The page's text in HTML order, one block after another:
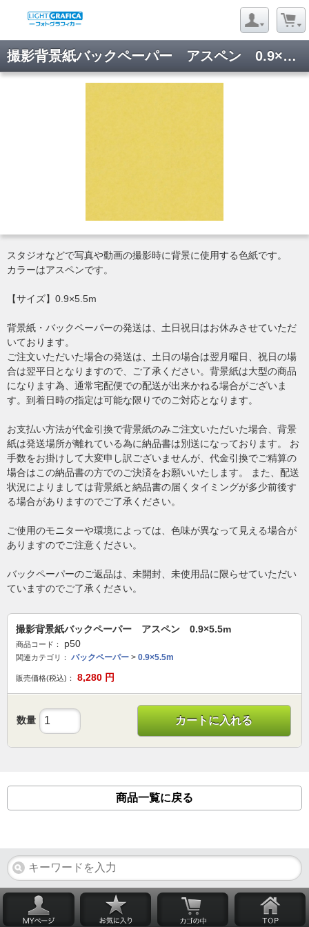
撮影背景紙バックペーパー アスペン 0.9×5.5m
スタジオなどで写真や動画の撮影時に背景に使用する色紙です。
カラーはアスペンです。
【サイズ】0.9×5.5m
背景紙・バックペーパーの発送は、土日祝日はお休みさせていただ
いております。
ご注文いただいた場合の発送は、土日の場合は翌月曜日、祝日の場
合は翌平日となりますので、ご了承ください。背景紙は大型の商品
になります為、通常宅配便での配送が出来かねる場合がございま
す。到着日時の指定は可能な限りでのご対応となります。
お支払い方法が代金引換で背景紙のみご注文いただいた場合、背景
紙は発送場所が離れている為に納品書は別送になっております。 お
手数をお掛けして大変申し訳ございませんが、代金引換でご精算の
場合はこの納品書の方でのご決済をお願いいたします。 また、配送
状況によりましては背景紙と納品書の届くタイミングが多少前後す
る場合がありますのでご了承ください。
ご使用のモニターや環境によっては、色味が異なって見える場合が
ありますのでご注意ください。
バックペーパーのご返品は、未開封、未使用品に限らせていただい
ていますのでご了承ください。
撮影背景紙バックペーパー アスペン 0.9×5.5m
商品コード： p50
関連カテゴリ： バックペーパー > 0.9×5.5m
販売価格(税込)： 8,280 円
数量 カートに入れる
商品一覧に戻る